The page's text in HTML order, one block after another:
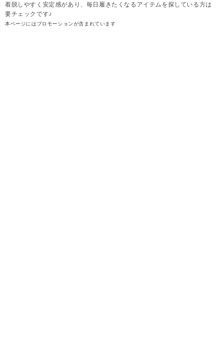
着脱しやすく安定感があり、毎日履きたくなるアイテムを探している方は
要チェックです♪
本ページにはプロモーションが含まれています